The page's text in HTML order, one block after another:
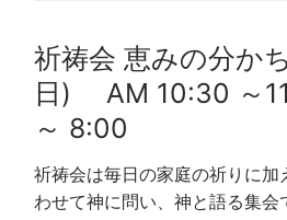
祈祷会 恵みの分か
日) AM 10:30 ～
～ 8:00
祈祷会は毎日の家庭の祈りに
わせて神に問い、神と語る集会